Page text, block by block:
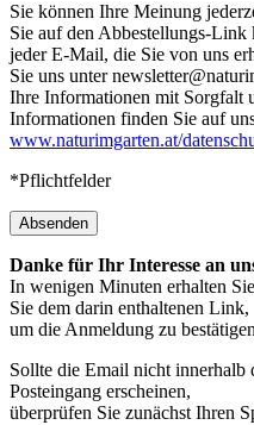
Sie können Ihre Meinung
Sie auf den Abbestellungs-
jeder E-Mail, die Sie von uns
Sie uns unter
Ihre Informationen mit Sorgfalt
Informationen finden Sie auf
www.naturimgarten.at/
*Pflichtfelder
Absenden
Danke für Ihr Interesse an
In wenigen Minuten erhalten
Sie dem darin enthaltenen Link,
um die Anmeldung zu
Sollte die Email nicht innerhalb
Posteingang erscheinen,
überprüfen Sie zunächst Ihren